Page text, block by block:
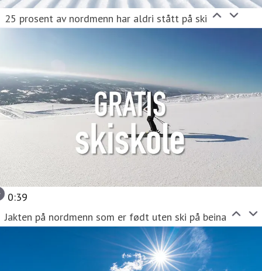
25 prosent av nordmenn har aldri stått på ski
0:39
Jakten på nordmenn som er født uten ski på beina